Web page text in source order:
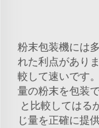
粉末包装機には
れた利点があり
較して速いです
量の粉末を包装
と比較してはる
じ量を正確に提